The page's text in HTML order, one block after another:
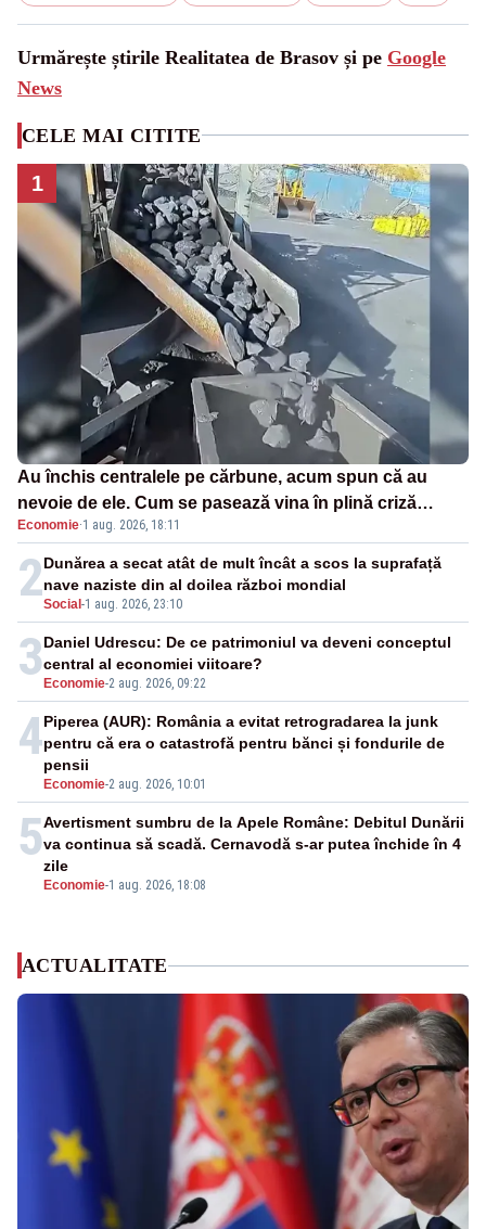
Urmărește știrile Realitatea de Brasov și pe Google
News
CELE MAI CITITE
1
Au închis centralele pe cărbune, acum spun că au
nevoie de ele. Cum se pasează vina în plină criză
energetică
Economie·1 aug. 2026, 18:11
2Social -1 aug. 2026, 23:10
Dunărea a secat atât de mult încât a scos la suprafață
nave naziste din al doilea război mondial
3 Economie-2 aug. 2026, 09:22
Daniel Udrescu: De ce patrimoniul va deveni conceptul
central al economiei viitoare?
4
Economie-2 aug. 2026, 10:01
Piperea (AUR): România a evitat retrogradarea la junk
pentru că era o catastrofă pentru bănci și fondurile de
pensii
5
Economie-1 aug. 2026, 18:08
Avertisment sumbru de la Apele Române: Debitul Dunării
va continua să scadă. Cernavodă s-ar putea închide în 4
zile
ACTUALITATE